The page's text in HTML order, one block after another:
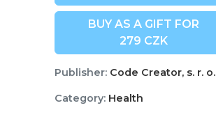
BUY AS A GIFT FOR
279 CZK
Publisher:Code Creator, s. r. o.
Category:Health